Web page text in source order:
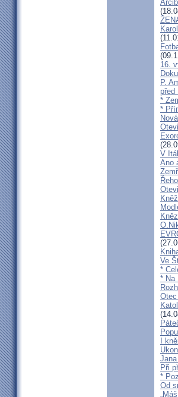
16.
P.
před
*
*
V
Ano
Ve
*
* Na
I
Při
*
Od